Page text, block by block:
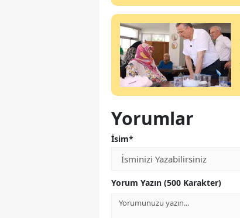
Yorumlar
İsim*
Yorum Yazın (500 Karakter)